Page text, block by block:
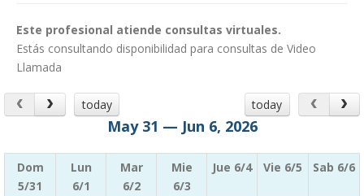
Este profesional atiende consultas virtuales.
Estás consultando disponibilidad para consultas de Video
Llamada
today today
May 31 — Jun 6, 2026
Dom
5/31
Lun
6/1
Mar
6/2
Mie
6/3
Jue 6/4 Vie 6/5 Sab 6/6